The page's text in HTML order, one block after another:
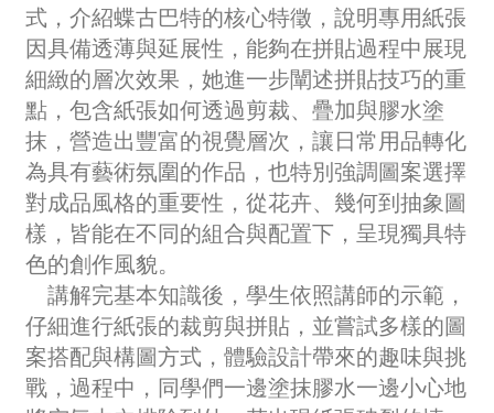
式，介紹蝶古巴特的核心特徵，說明專用紙張
因具備透薄與延展性，能夠在拼貼過程中展現
細緻的層次效果，她進一步闡述拼貼技巧的重
點，包含紙張如何透過剪裁、疊加與膠水塗
抹，營造出豐富的視覺層次，讓日常用品轉化
為具有藝術氛圍的作品，也特別強調圖案選擇
對成品風格的重要性，從花卉、幾何到抽象圖
樣，皆能在不同的組合與配置下，呈現獨具特
色的創作風貌。
講解完基本知識後，學生依照講師的示範，
仔細進行紙張的裁剪與拼貼，並嘗試多樣的圖
案搭配與構圖方式，體驗設計帶來的趣味與挑
戰，過程中，同學們一邊塗抹膠水一邊小心地